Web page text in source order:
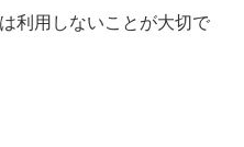
利用しないことが大切で